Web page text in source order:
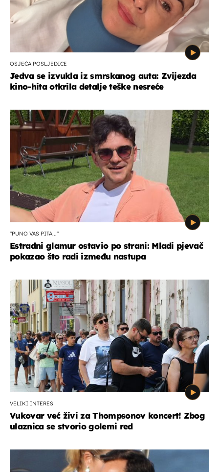
OSJEĆA POSLJEDICE
Jedva se izvukla iz smrskanog auta: Zvijezda
kino-hita otkrila detalje teške nesreće
"PUNO VAS PITA..."
Estradni glamur ostavio po strani: Mladi pjevač
pokazao što radi između nastupa
VELIKI INTERES
Vukovar već živi za Thompsonov koncert! Zbog
ulaznica se stvorio golemi red